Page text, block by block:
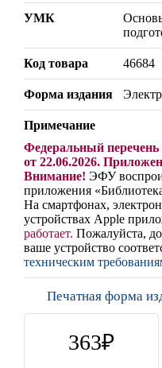
УМК
Код товара 46684
Форма издания
Примечание
Федеральный
от 22.06.2026.
Внимание! ЭФУ
приложения
На смартфонах,
устройствах Apple
работает. Пожалуйста,
ваше устройство
техническим
Печатная форма
363